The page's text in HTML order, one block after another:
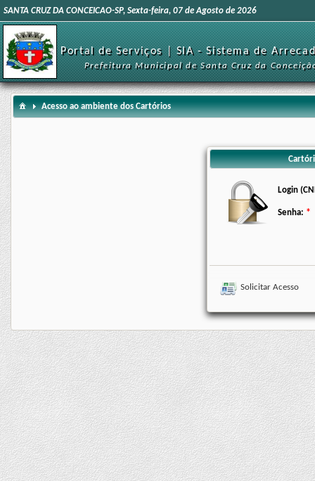
SANTA CRUZ DA CONCEICAO-SP, Sexta-feira, 07 de Agosto de 2026
Portal de Serviços | SIA - Sistema de
Prefeitura Municipal de Santa Cruz da
Acesso ao ambiente dos Cartórios
Login
Senha:
Solicitar Acesso